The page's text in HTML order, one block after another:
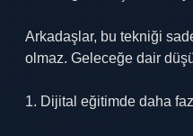
Arkadaşlar, bu tekniği
olmaz. Geleceğe dair
1. Dijital eğitimde daha